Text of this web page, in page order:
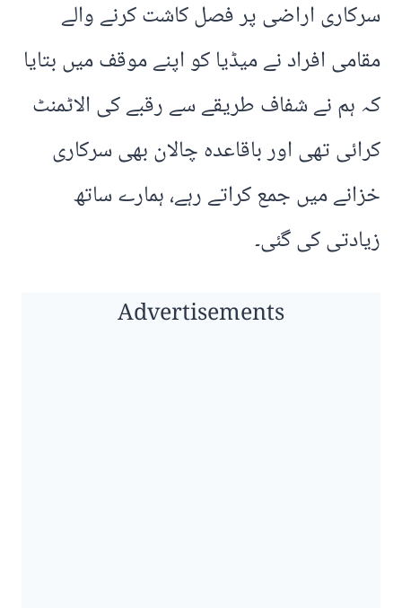
سرکاری اراضی پر فصل کاشت کرنے والے
مقامی افراد نے میڈیا کو اپنے موقف میں بتایا
کہ ہم نے شفاف طریقے سے رقبے کی الاٹمنٹ
کرائی تھی اور باقاعدہ چالان بھی سرکاری
خزانے میں جمع کراتے رہے، ہمارے ساتھ
زیادتی کی گئی۔
Advertisements